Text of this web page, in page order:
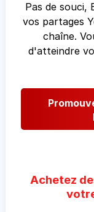
Pas de souci,
vos partages
chaîne.
d'atteindre
Achetez